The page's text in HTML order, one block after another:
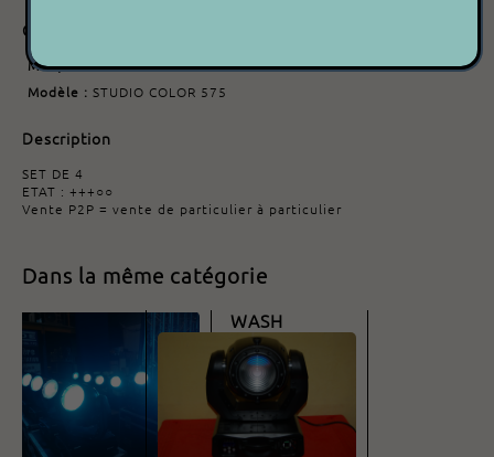
Description
SET DE 4
ETAT : +++○○
Vente P2P = vente de particulier à particulier
Caractéristiques
Marque :HIGH END
Modèle : STUDIO COLOR 575
Dans la même catégorie
BRITEQ - BT 250
WASH